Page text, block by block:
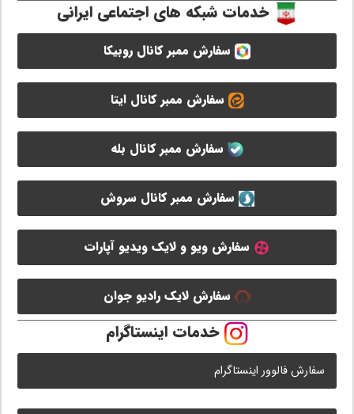
خدمات شبکه های اجتماعی ایرانی
سفارش ممبر کانال روبیکا
سفارش ممبر کانال ایتا
سفارش ممبر کانال بله
سفارش ممبر کانال سروش
سفارش ویو و لایک ویدیو آپارات
سفارش لایک رادیو جوان
خدمات اینستاگرام
سفارش فالوور اینستاگرام